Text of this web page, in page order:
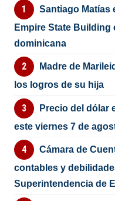
Santiago Matías
Empire State
dominicana
Madre de
los logros de su hija
Precio del dólar
este viernes 7 de
Cámara de
contables y
Superintendencia de